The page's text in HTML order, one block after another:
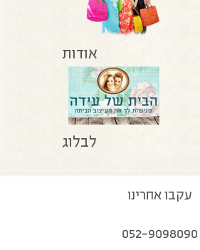
אודות
לבלוג
עקבו אחרינו
052-9098090